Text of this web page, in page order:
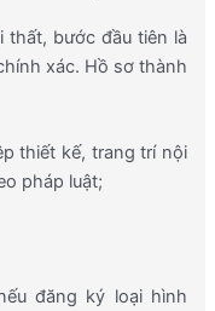
bước đầu tiên là
xác. Hồ sơ thành
thiết kế, trang trí nội
pháp luật;
đăng ký loại hình